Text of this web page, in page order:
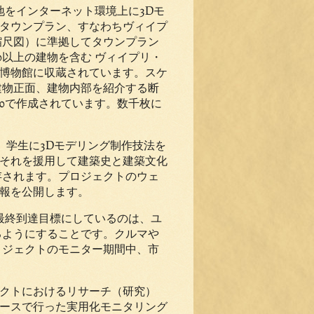
インターネット環境上に3Dモ
ウンプラン、すなわちヴィイプ
図）に準拠してタウンプラン
以上の建物を含む ヴィイプリ・
物館に収蔵されています。スケ
正面、建物内部を紹介する断
で作成されています。数千枚に
学生に3Dモデリング制作技法を
れを援用して建築史と建築文化
れます。プロジェクトのウェ
を公開します。
到達目標にしているのは、ユ
うにすることです。クルマや
ェクトのモニター期間中、市
におけるリサーチ（研究）
スで行った実用化モニタリング